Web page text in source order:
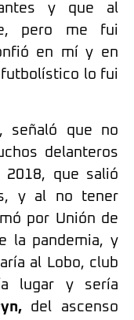
y que al
pero me fui
en mí y en
lo fui
señaló que no
delanteros
que salió
y al no tener
por Unión de
la pandemia, y
al Lobo, club
lugar y sería
del ascenso